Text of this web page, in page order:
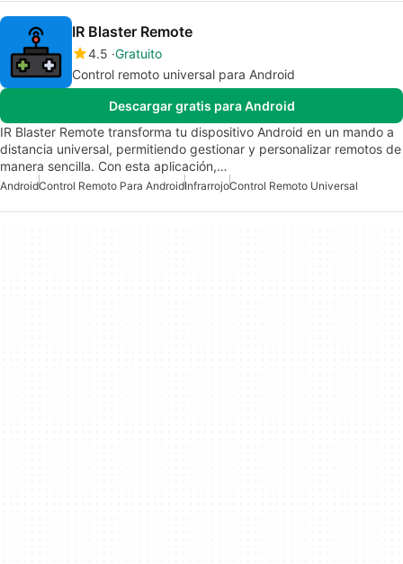
IR Blaster Remote
4.5 Gratuito
Control remoto universal para Android
Descargar gratis para Android
IR Blaster Remote transforma tu dispositivo Android en un mando a
distancia universal, permitiendo gestionar y personalizar remotos de
manera sencilla. Con esta aplicación,…
AndroidControl Remoto Para AndroidInfrarrojoControl Remoto Universal